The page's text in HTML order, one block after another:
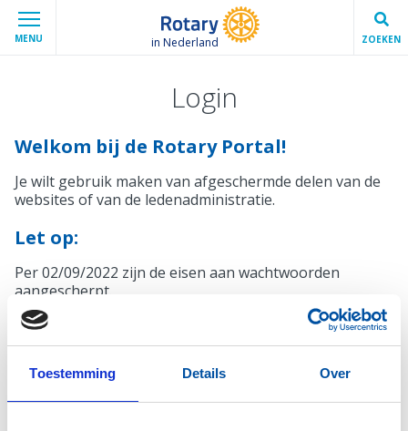
Toestemming Details Over
MENU in Nederland ZOEKEN
Login
Welkom bij de Rotary Portal!
Je wilt gebruik maken van afgeschermde delen van de
websites of van de ledenadministratie.
Let op:
Per 02/09/2022 zijn de eisen aan wachtwoorden
aangescherpt.
Mocht je wachtwoord niet voldoen, krijg je bij het
inloggen automatisch een melding en de mogelijkheid
een nieuw wachtwoord in te stellen.
Inloggen